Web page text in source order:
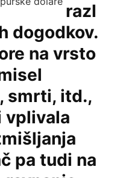
razl
dogodkov.
na vrsto
smrti, itd.,
vplivala
pa tudi na